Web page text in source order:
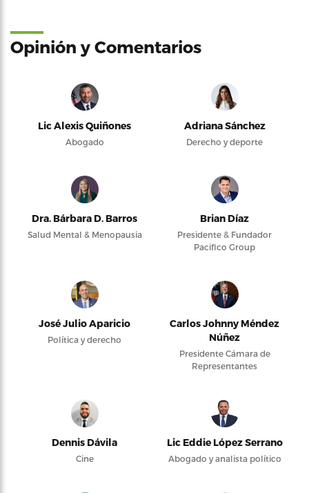
Opinión y Comentarios
Lic Alexis Quiñones
Abogado
Adriana Sánchez
Derecho y deporte
Dra. Bárbara D. Barros
Salud Mental & Menopausia
Brian Díaz
Presidente & Fundador
Pacifico Group
José Julio Aparicio
Política y derecho
Carlos Johnny Méndez
Núñez
Presidente Cámara de
Representantes
Dennis Dávila
Cine
Lic Eddie López Serrano
Abogado y analista político